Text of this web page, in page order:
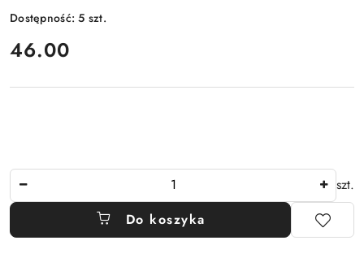
Dostępność:5 szt.
cena:
46.00
szt.
Do koszyka